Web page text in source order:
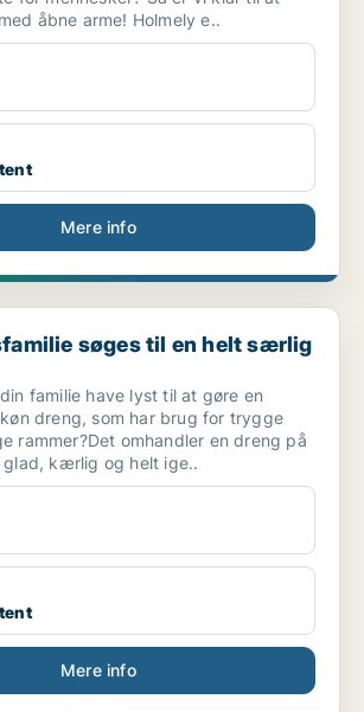
åbne arme! Holmely e..
Mere info
til en helt særlig dreng
søges til en helt særlig
familie have lyst til at gøre en
dreng, som har brug for trygge
rammer?Det omhandler en dreng på
glad, kærlig og helt ige..
Mere info